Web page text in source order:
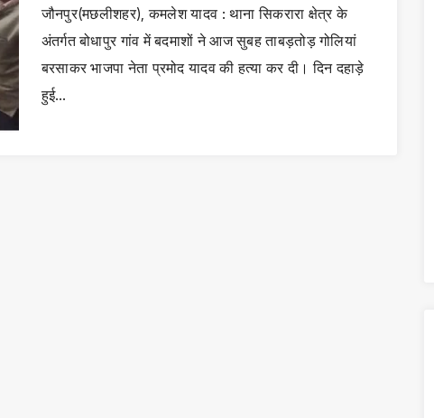
जौनपुर(मछलीशहर), कमलेश यादव : थाना सिकरारा क्षेत्र के
अंतर्गत बोधापुर गांव में बदमाशों ने आज सुबह ताबड़तोड़ गोलियां
बरसाकर भाजपा नेता प्रमोद यादव की हत्या कर दी। दिन दहाड़े
हुई…